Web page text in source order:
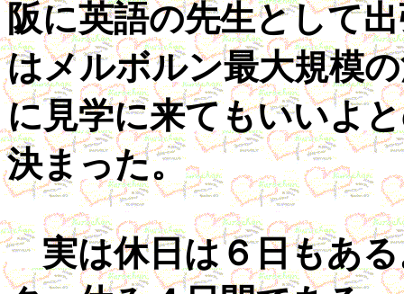
阪に英語の先生として
はメルボルン最大規模
に見学に来てもいいよ
決まった。
実は休日は６日もある